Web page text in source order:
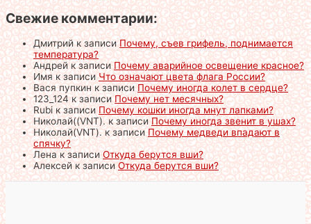
Свежие комментарии:
Дмитрийк записиПочему, съев грифель, поднимается
температура?
Андрейк записиПочему аварийное освещение красное?
Имяк записиЧто означают цвета флага России?
Вася пупкинк записиПочему иногда колет в сердце?
123_124к записиПочему нет месячных?
Rubiк записиПочему кошки иногда мнут лапками?
Николай((VNT).к записиПочему иногда звенит в ушах?
Николай(VNT).к записиПочему медведи впадают в
спячку?
Ленак записиОткуда берутся вши?
Алексейк записиОткуда берутся вши?